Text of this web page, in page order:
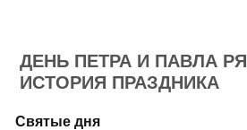
ДЕНЬ ПЕТРА И ПАВЛА
ИСТОРИЯ ПРАЗДНИКА
Святые дня